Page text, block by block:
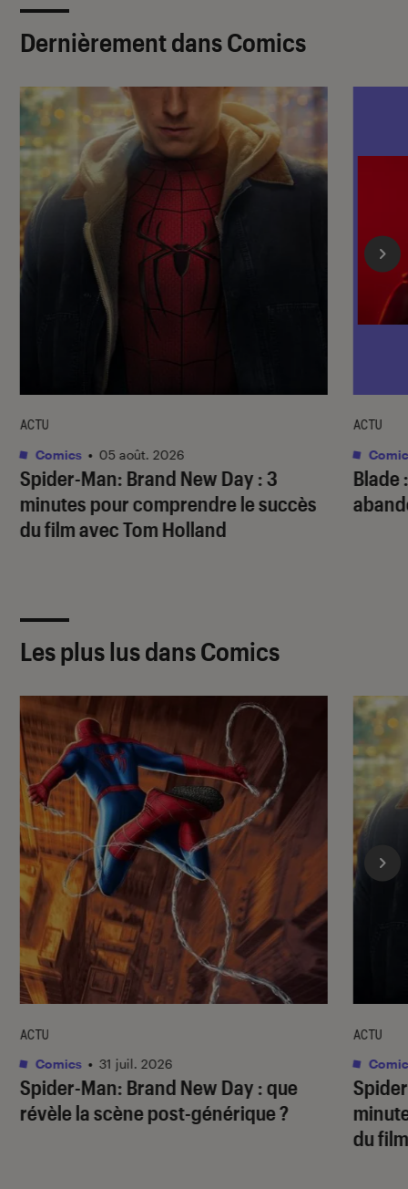
Dernièrement dans Comics
Spider-Man: Brand New Day : 3
minutes pour comprendre le succès
du film avec Tom Holland
ACTU
Comics • 05 août. 2026
Blade
ACTU
Les plus lus dans Comics
Spider-Man: Brand New Day : que
révèle la scène post-générique ?
ACTU
Comics • 31 juil. 2026
du
ACTU